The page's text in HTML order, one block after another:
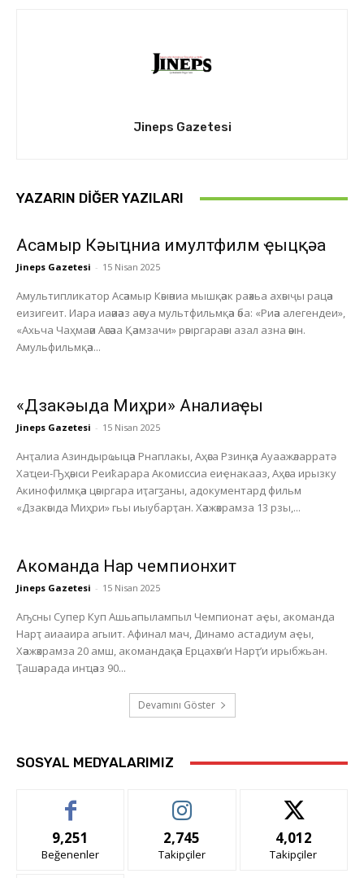
Jineps Gazetesi
YAZARIN DIĞER YAZILARI
Асҭамыр Кәыҵниа имултфилм ҿыцқәа
Jineps Gazetesi - 15 Nisan 2025
Амультипликатор Асәамыр Кәыәниа мышқәак раәхьа ахәыҷы рацәа
еизигеит. Иара иаәиәаз аәсуа мультфильмқәа әба: «Риәа алегендеи»,
«Ахьча Чаҳмаәи Аәсәаа Қәамзачи» рәыргараәы азал азна әәын.
Амульфильмқәа...
«Дзакәыда Миҳри» Анҭалиаҿы
Jineps Gazetesi - 15 Nisan 2025
Анҭалиа Азиндырҩыцәа Рнаплакы, Аҳәса Рзинқәа Ауаажәларратә
Хаҵеи-Ҧҳәыси Реиҟарара Акомиссиа еиҿнакааз, Аҳәса ирызку
Акинофилмқәа цәыргара иҭагӡаны, адокументард фильм
«Дзакәыда Миҳри» гьы иыубарҭан. Хәажәкрамза 13 рзы,...
Акоманда Нарҭ чемпионхит
Jineps Gazetesi - 15 Nisan 2025
Аҧсны Супер Куп Ашьапылампыл Чемпионат аҿы, акоманда
Нарҭ аиааира агыит. Афинал мач, Динамо астадиум аҿы,
Хәажәкрамза 20 амш, акомандақәа Ерцахәы’и Нарҭ’и ирыбжьан.
Ҭашәарада инҵәаз 90...
Devamını Göster
SOSYAL MEDYALARIMIZ
9,251
Beğenenler
2,745
Takipçiler
4,012
Takipçiler